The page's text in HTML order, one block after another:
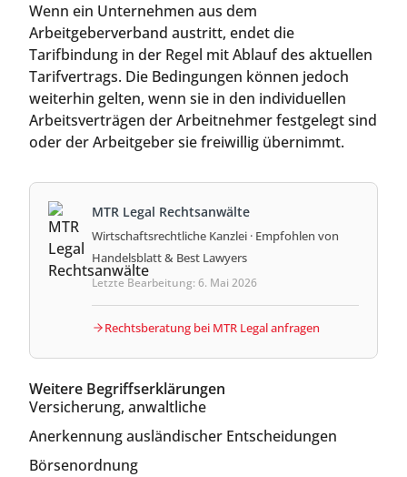
Wenn ein Unternehmen aus dem
Arbeitgeberverband austritt, endet die
Tarifbindung in der Regel mit Ablauf des aktuellen
Tarifvertrags. Die Bedingungen können jedoch
weiterhin gelten, wenn sie in den individuellen
Arbeitsverträgen der Arbeitnehmer festgelegt sind
oder der Arbeitgeber sie freiwillig übernimmt.
MTR Legal Rechtsanwälte
Wirtschaftsrechtliche Kanzlei · Empfohlen von
Handelsblatt & Best Lawyers
Letzte Bearbeitung: 6. Mai 2026
Rechtsberatung bei MTR Legal anfragen
Weitere Begriffserklärungen
Versicherung, anwaltliche
Anerkennung ausländischer Entscheidungen
Börsenordnung